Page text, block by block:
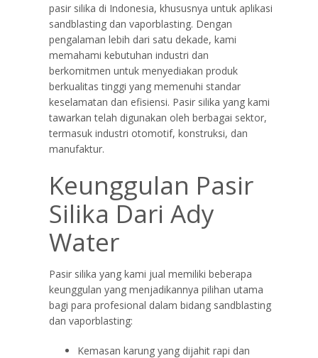
pasir silika di Indonesia, khususnya untuk aplikasi
sandblasting dan vaporblasting. Dengan
pengalaman lebih dari satu dekade, kami
memahami kebutuhan industri dan
berkomitmen untuk menyediakan produk
berkualitas tinggi yang memenuhi standar
keselamatan dan efisiensi. Pasir silika yang kami
tawarkan telah digunakan oleh berbagai sektor,
termasuk industri otomotif, konstruksi, dan
manufaktur.
Keunggulan Pasir
Silika Dari Ady
Water
Pasir silika yang kami jual memiliki beberapa
keunggulan yang menjadikannya pilihan utama
bagi para profesional dalam bidang sandblasting
dan vaporblasting:
Kemasan karung yang dijahit rapi dan